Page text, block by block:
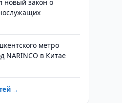
новый закон о
метро
NARINCO в Китае
→